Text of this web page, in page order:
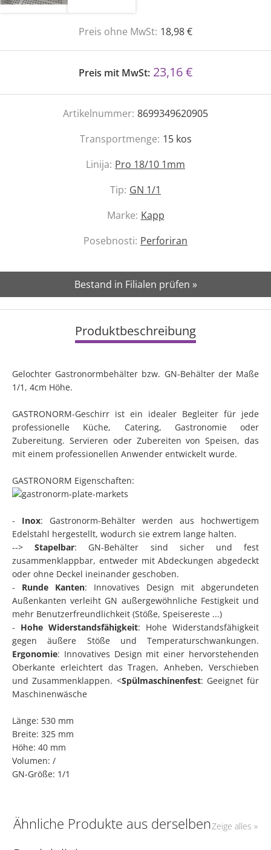
Preis ohne MwSt: 18,98 €
Preis mit MwSt: 23,16 €
Artikelnummer: 8699349620905
Transportmenge: 15 kos
Linija: Pro 18/10 1mm
Tip: GN 1/1
Marke: Kapp
Posebnosti: Perforiran
Bestand in Filialen prüfen »
Produktbeschreibung
Gelochter Gastronormbehälter bzw. GN-Behälter der Maße
1/1, 4cm Höhe.
GASTRONORM-Geschirr ist ein idealer Begleiter für jede
professionelle Küche, Catering, Gastronomie oder
Zubereitung. Servieren oder Zubereiten von Speisen, das
mit einem professionellen Anwender entwickelt wurde.
GASTRONORM Eigenschaften:
- Inox: Gastronorm-Behälter werden aus hochwertigem
Edelstahl hergestellt, wodurch sie extrem lange halten.
-->Stapelbar: GN-Behälter sind sicher und fest
zusammenklappbar, entweder mit Abdeckungen abgedeckt
oder ohne Deckel ineinander geschoben.
- Runde Kanten: Innovatives Design mit abgerundeten
Außenkanten verleiht GN außergewöhnliche Festigkeit und
mehr Benutzerfreundlichkeit (Stöße, Speisereste ...)
- Hohe Widerstandsfähigkeit: Hohe Widerstandsfähigkeit
gegen äußere Stöße und Temperaturschwankungen.
Ergonomie: Innovatives Design mit einer hervorstehenden
Oberkante erleichtert das Tragen, Anheben, Verschieben
und Zusammenklappen. <Spülmaschinenfest: Geeignet für
Maschinenwäsche
Länge: 530 mm
Breite: 325 mm
Höhe: 40 mm
Volumen: /
GN-Größe: 1/1
Ähnliche Produkte aus derselbenZeige alles »